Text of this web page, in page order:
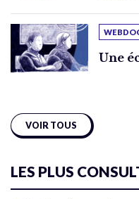
Une
VOIR TOUS
LES PLUS